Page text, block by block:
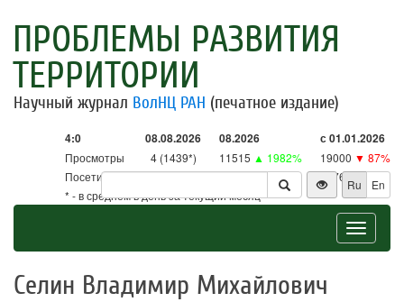
ПРОБЛЕМЫ РАЗВИТИЯ
ТЕРРИТОРИИ
Научный журнал ВолНЦ РАН (печатное издание)
4:0 08.08.2026 08.2026 с 01.01.2026
Просмотры 4 (1439*) 11515 ▲ 1982% 19000 ▼ 87%
Посетители
4 (1413*) 11303▲ 2650% 18761▼ 86%
* - в среднем в день за текущий месяц
Ru En
Toggle
Селин Владимир Михайлович